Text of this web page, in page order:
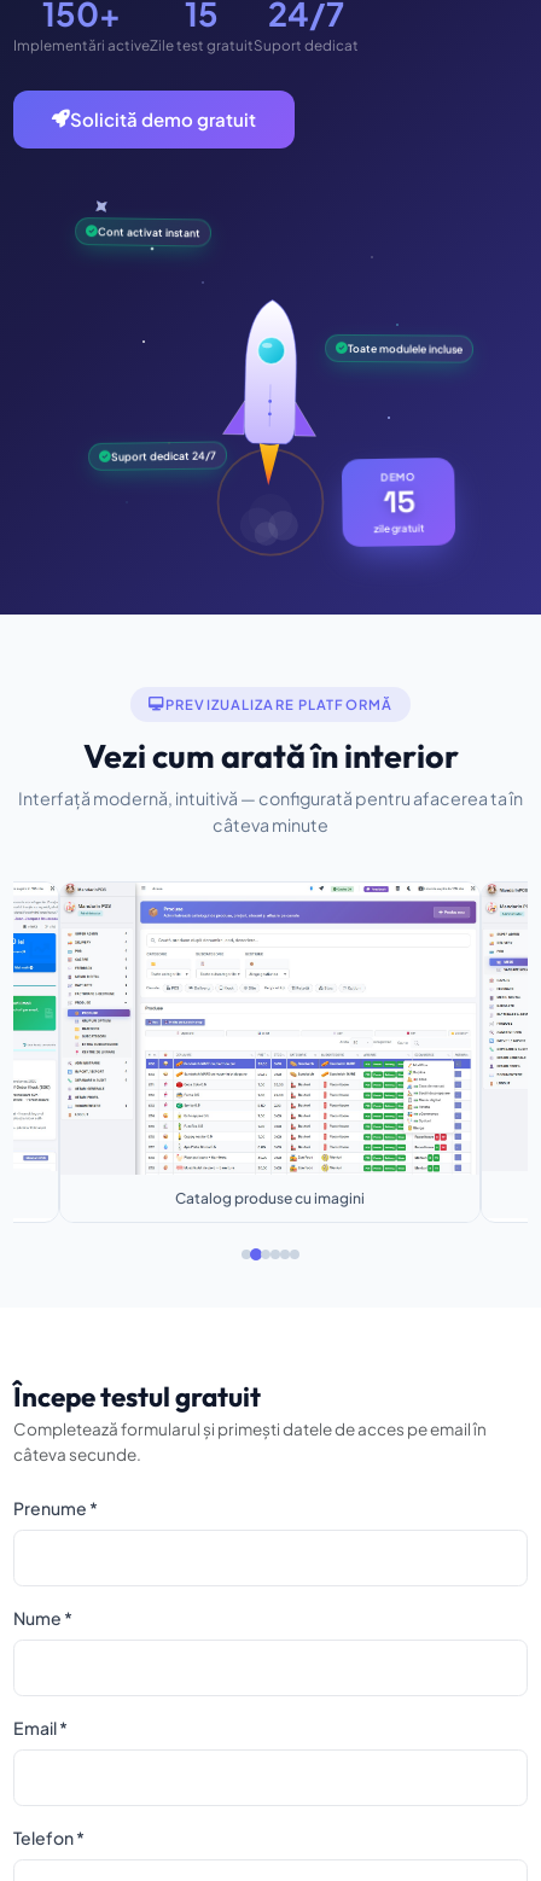
150+
Implementări active
15
Zile test gratuit
24/7
Suport dedicat
Solicită demo gratuit
Cont activat instant
Toate modulele incluse
Suport dedicat 24/7
DEMO
15
zile gratuit
PREVIZUALIZARE PLATFORMĂ
Vezi cum arată în interior
Interfață modernă, intuitivă — configurată pentru afacerea ta în
câteva minute
Layout mese restaurant
Începe testul gratuit
Completează formularul și primești datele de acces pe email în
câteva secunde.
Prenume *
Nume *
Email *
Telefon *